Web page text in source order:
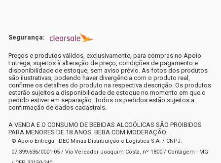
Segurança:
Preços e produtos válidos, exclusivamente, para compras no Apoio
Entrega, sujeitos à alteração de preço, condições de pagamento e
disponibilidade de estoque, sem aviso prévio. As fotos dos produtos
são ilustrativas, podendo haver divergência com o produto real,
confirme os detalhes do produto na respectiva descrição. Os produtos
estarão sujeitos a disponibilidade de estoque no momento em que o
pedido estiver em separação. Todos os pedidos estão sujeitos a
confirmação de dados cadastrais.
A VENDA E O CONSUMO DE BEBIDAS ALCOÓLICAS SÃO PROIBIDOS
PARA MENORES DE 18 ANOS. BEBA COM MODERAÇÃO.
© Apoio Entrega - DEC Minas Distribuição e Logística S.A. / CNPJ:
07.399.636/0001-05 / Via Vereador Joaquim Costa, nº 1800 / Contagem - MG